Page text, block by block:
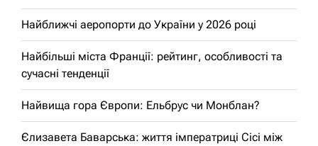
Найближчі аеропорти до України у 2026 році
Найбільші міста Франції: рейтинг, особливості та
сучасні тенденції
Найвища гора Європи: Ельбрус чи Монблан?
Єлизавета Баварська: життя імператриці Сісі між